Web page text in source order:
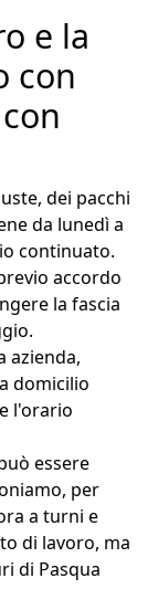
e la
con
dei pacchi
da lunedì a
continuato.
accordo
la fascia
azienda,
domicilio
l'orario
essere
per
a turni e
di lavoro, ma
di Pasqua